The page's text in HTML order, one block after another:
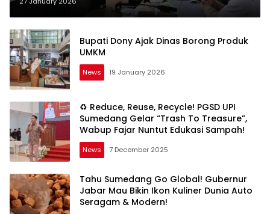
Bupati Dony Ajak Dinas Borong Produk
UMKM
News 19 January 2026
♻️ Reduce, Reuse, Recycle! PGSD UPI
Sumedang Gelar “Trash To Treasure”,
Wabup Fajar Nuntut Edukasi Sampah!
News 7 December 2025
Tahu Sumedang Go Global! Gubernur
Jabar Mau Bikin Ikon Kuliner Dunia Auto
Seragam & Modern!